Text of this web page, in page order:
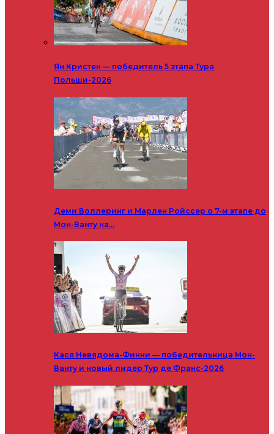
Ян Кристен — победитель 5 этапа Тура
Польши-2026
Деми Воллеринг и Марлен Ройссер о 7-м этапе до
Мон-Ванту на…
Кася Невядома-Финни — победительница Мон-
Ванту и новый лидер Тур де Франс-2026